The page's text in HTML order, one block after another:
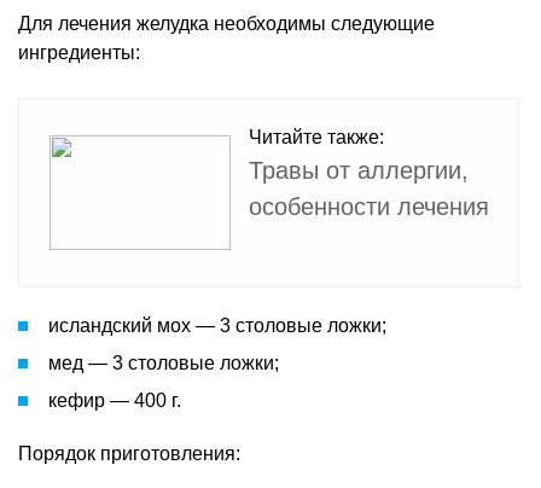
Для лечения желудка необходимы следующие
ингредиенты:
Читайте также:
Травы от аллергии,
особенности лечения
исландский мох — 3 столовые ложки;
мед — 3 столовые ложки;
кефир — 400 г.
Порядок приготовления: